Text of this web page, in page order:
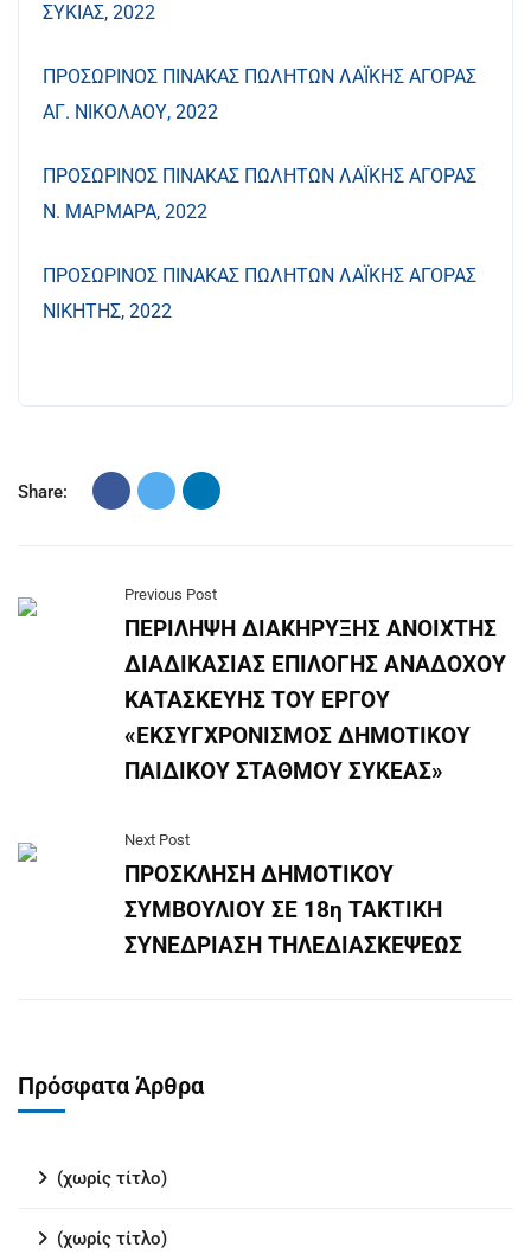
ΣΥΚΙΑΣ, 2022
ΠΡΟΣΩΡΙΝΟΣ ΠΙΝΑΚΑΣ ΠΩΛΗΤΩΝ ΛΑΪΚΗΣ ΑΓΟΡΑΣ
ΑΓ. ΝΙΚΟΛΑΟΥ, 2022
ΠΡΟΣΩΡΙΝΟΣ ΠΙΝΑΚΑΣ ΠΩΛΗΤΩΝ ΛΑΪΚΗΣ ΑΓΟΡΑΣ
Ν. ΜΑΡΜΑΡΑ, 2022
ΠΡΟΣΩΡΙΝΟΣ ΠΙΝΑΚΑΣ ΠΩΛΗΤΩΝ ΛΑΪΚΗΣ ΑΓΟΡΑΣ
ΝΙΚΗΤΗΣ, 2022
Share:
Previous Post
ΠΕΡΙΛΗΨΗ ΔΙΑΚΗΡΥΞΗΣ ΑΝΟΙΧΤΗΣ
ΔΙΑΔΙΚΑΣΙΑΣ ΕΠΙΛΟΓΗΣ ΑΝΑΔΟΧΟΥ
ΚΑΤΑΣΚΕΥΗΣ ΤΟΥ ΕΡΓΟΥ
«ΕΚΣΥΓΧΡΟΝΙΣΜΟΣ ΔΗΜΟΤΙΚΟΥ
ΠΑΙΔΙΚΟΥ ΣΤΑΘΜΟΥ ΣΥΚΕΑΣ»
Next Post
ΠΡΟΣΚΛΗΣΗ ΔΗΜΟΤΙΚΟΥ
ΣΥΜΒΟΥΛΙΟΥ ΣΕ 18η ΤΑΚΤΙΚΗ
ΣΥΝΕΔΡΙΑΣΗ ΤΗΛΕΔΙΑΣΚΕΨΕΩΣ
Πρόσφατα Άρθρα
(χωρίς τίτλο)
(χωρίς τίτλο)